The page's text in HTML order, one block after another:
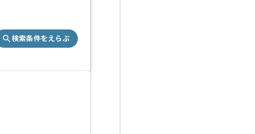
検索条件をえらぶ